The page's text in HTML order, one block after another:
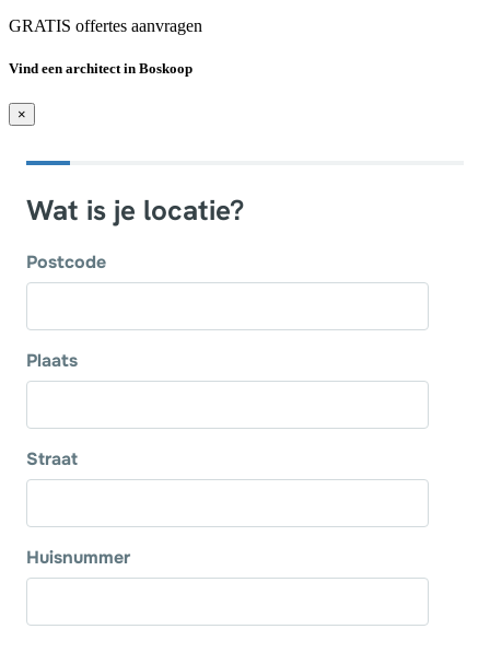
GRATIS offertes aanvragen
Vind een architect in Boskoop
×